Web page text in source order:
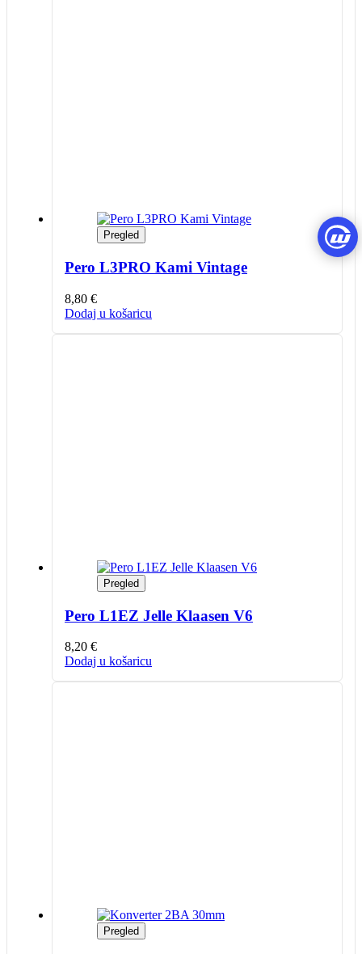
Pregled
Pero L3PRO Kami Vintage
8,80 €
Dodaj u košaricu
Pregled
Pero L1EZ Jelle Klaasen V6
8,20 €
Dodaj u košaricu
Pregled